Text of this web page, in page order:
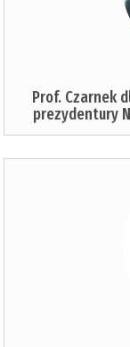
Prof. Czarnek
prezydentury